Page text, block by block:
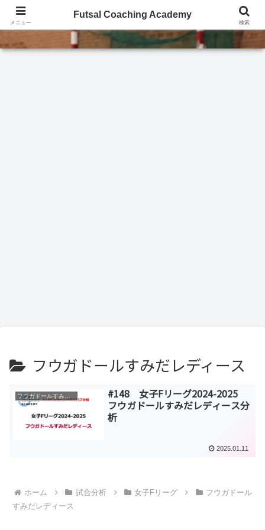
Futsal Coaching Academy
フウガドールすみだレディース
フウガドールすみだレディース
#148 女子Fリーグ2024-2025
フウガドールすみだレディース分
析
2025.01.11
ホーム 試合分析 女子Fリーグ
フウガドール
すみだレディース
メニュー
Futsal Coaching Academy
検索